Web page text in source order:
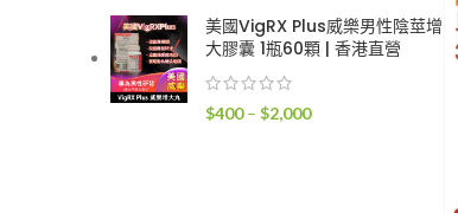
圍：
$1,400
美國VigRX Plus威樂男性陰莖增
大膠囊 1瓶60顆 | 香港直營
$400 – $2,000價